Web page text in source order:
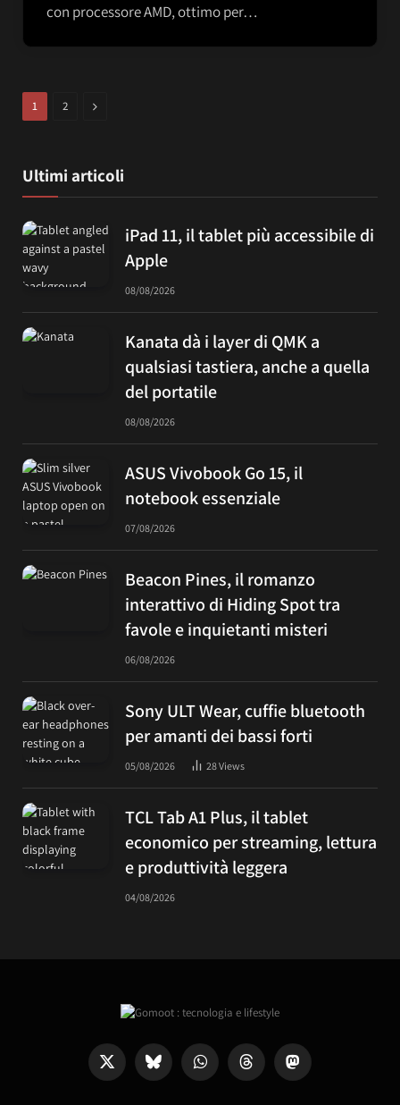
con processore AMD, ottimo per…
1 2 Next
Ultimi articoli
iPad 11, il tablet più accessibile di
Apple
08/08/2026
Kanata dà i layer di QMK a
qualsiasi tastiera, anche a quella
del portatile
08/08/2026
ASUS Vivobook Go 15, il
notebook essenziale
07/08/2026
Beacon Pines, il romanzo
interattivo di Hiding Spot tra
favole e inquietanti misteri
06/08/2026
Sony ULT Wear, cuffie bluetooth
per amanti dei bassi forti
05/08/2026 28Views
TCL Tab A1 Plus, il tablet
economico per streaming, lettura
e produttività leggera
04/08/2026
X
(Twitter)
Bluesky WhatsAppThreads Mastodon